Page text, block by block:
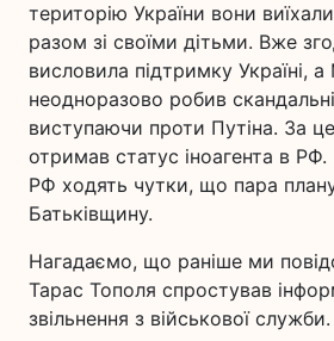
територію України вони
разом зі своїми дітьми. Вже
висловила підтримку Україні,
неодноразово робив
виступаючи проти Путіна. За
отримав статус іноагента в
РФ ходять чутки, що пара
Батьківщину.
Нагадаємо, що раніше ми
Тарас Тополя спростував
звільнення з військової служби.